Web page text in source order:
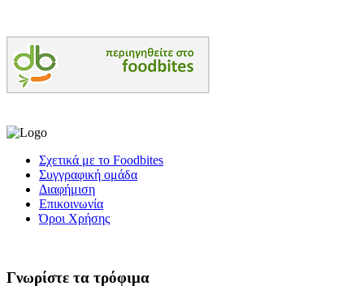
Σχετικά με το Foodbites
Συγγραφική ομάδα
Διαφήμιση
Επικοινωνία
Όροι Χρήσης
Γνωρίστε τα τρόφιμα